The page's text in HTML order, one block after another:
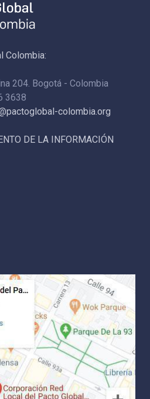
Colombia:
204. Bogotá - Colombia
3638
colombia.org
DE LA INFORMACIÓN